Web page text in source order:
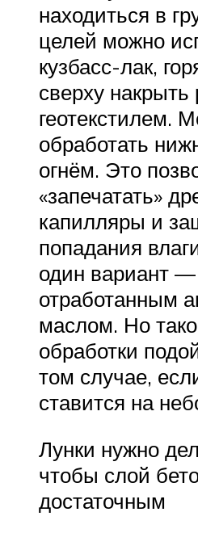
находиться в
целей можно
кузбасс-лак,
сверху
геотекстилем.
обработать
огнём. Это
«запечатать»
капилляры и
попадания
один вариант —
отработанным
маслом. Но
обработки
том случае,
ставится на
Лунки нужно
чтобы слой
достаточным